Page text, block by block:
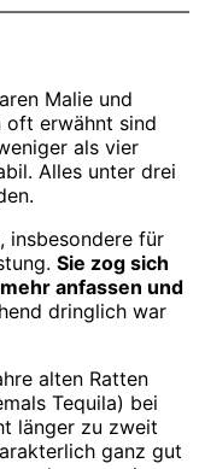
Malie und
oft erwähnt sind
als vier
Alles unter drei
insbesondere für
Sie zog sich
anfassen und
dringlich war
alten Ratten
Tequila) bei
länger zu zweit
ganz gut